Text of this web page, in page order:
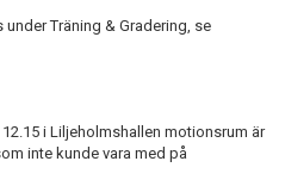
Träning & Gradering, se
i Liljeholmshallen motionsrum är
inte kunde vara med på